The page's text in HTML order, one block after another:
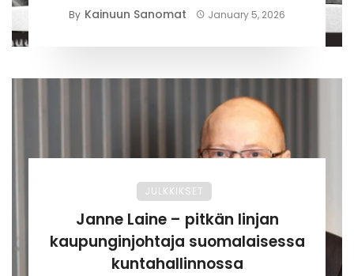
By Kainuun Sanomat January 5, 2026
JULKKIKSET
Janne Laine – pitkän linjan
kaupunginjohtaja suomalaisessa
kuntahallinnossa